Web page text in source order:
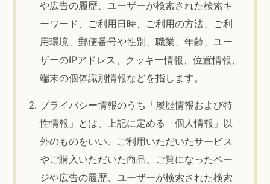
や広告の履歴、ユーザーが検索された検索キ
ーワード、ご利用日時、ご利用の方法、ご利
用環境、郵便番号や性別、職業、年齢、ユー
ザーのIPアドレス、クッキー情報、位置情報、
端末の個体識別情報などを指します。
プライバシー情報のうち「履歴情報および特
性情報」とは、上記に定める「個人情報」以
外のものをいい、ご利用いただいたサービス
やご購入いただいた商品、ご覧になったペー
ジや広告の履歴、ユーザーが検索された検索